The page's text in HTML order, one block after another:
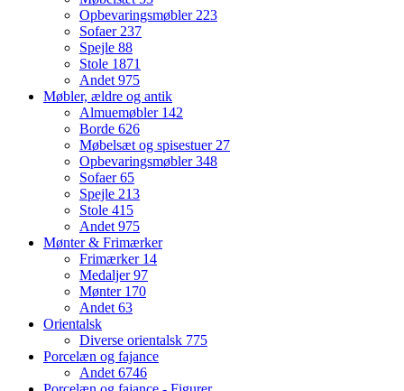
Opbevaringsmøbler 223
Sofaer 237
Spejle 88
Stole 1871
Andet 975
Møbler, ældre og antik
Almuemøbler 142
Borde 626
Møbelsæt og spisestuer 27
Opbevaringsmøbler348
Sofaer65
Spejle 213
Stole 415
Andet 975
Mønter & Frimærker
Frimærker 14
Medaljer97
Mønter 170
Andet 63
Orientalsk
Diverse orientalsk 775
Porcelæn og fajance
Andet 6746